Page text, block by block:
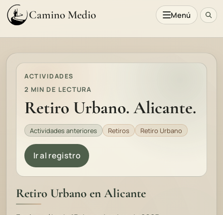
Camino Medio Menú
ACTIVIDADES
2 MIN DE LECTURA
Retiro Urbano. Alicante.
Actividades anteriores Retiros Retiro Urbano
Ir al registro
Retiro Urbano en Alicante